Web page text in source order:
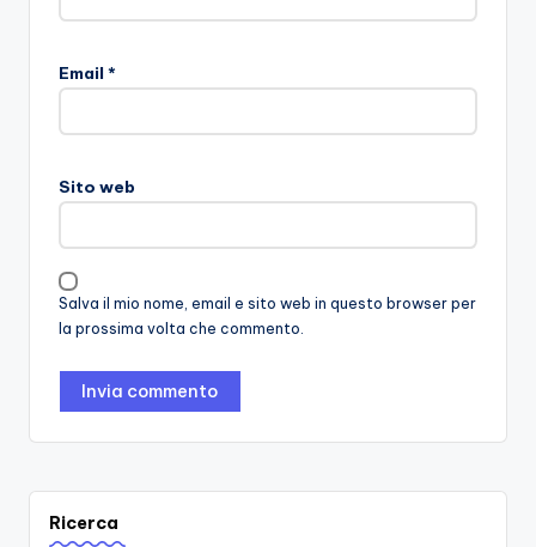
Email *
Sito web
Salva il mio nome, email e sito web in questo browser per
la prossima volta che commento.
Ricerca